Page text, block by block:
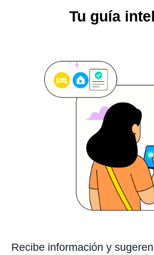
Tu guía
Recibe información y